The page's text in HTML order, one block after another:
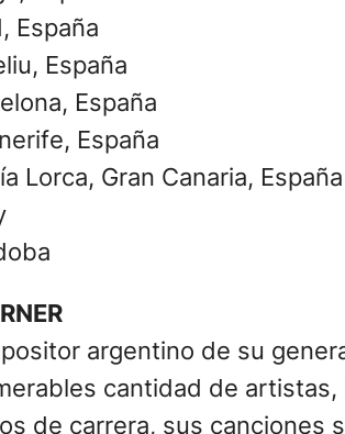
España
España
España
España
Lorca, Gran Canaria, España
argentino de su
cantidad de
de carrera, sus